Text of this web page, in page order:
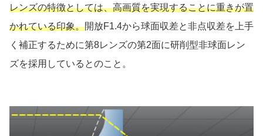
レンズの特徴としては、高画質を実現することに重きが置
かれている印象。開放F1.4から球面収差と非点収差を上手
く補正するために第8レンズの第2面に研削型非球面レン
ズを採用しているとのこと。